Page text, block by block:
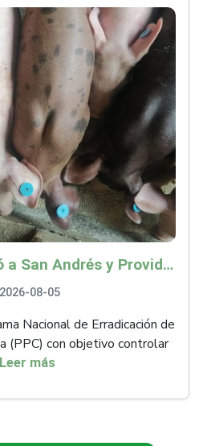
La OMSA reconoció a San Andrés y Providencia como zona libre de Peste Porcina Clásica (PPC)
2026-08-05
Nacional de Erradicación de
(PPC) con objetivo controlar
Leer más